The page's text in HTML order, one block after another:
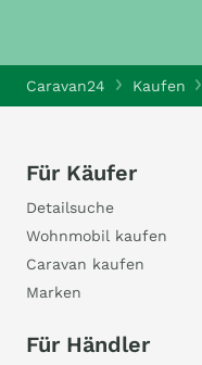
Caravan24 Kaufen
Für Käufer
Detailsuche
Wohnmobil kaufen
Caravan kaufen
Marken
Für Händler